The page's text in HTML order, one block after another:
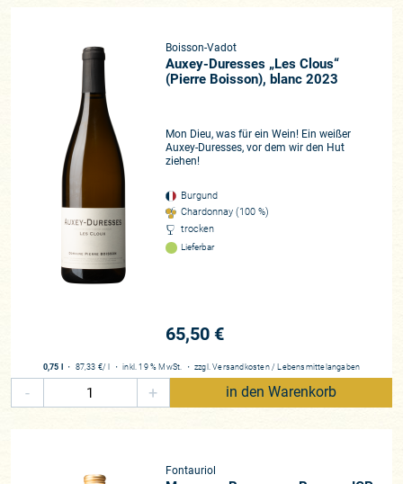
Boisson-Vadot
Auxey-Duresses „Les Clous“
(Pierre Boisson), blanc 2023
Mon Dieu, was für ein Wein! Ein weißer
Auxey-Duresses, vor dem wir den Hut
ziehen!
Burgund
Chardonnay (100 %)
trocken
Lieferbar
65,50 €
0,75 l ・ 87,33 €/ l ・inkl. 19 % MwSt. ・ zzgl.Versandkosten / Lebensmittelangaben
- + in den Warenkorb
Fontauriol